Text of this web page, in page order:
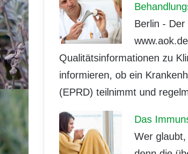
Berlin -
Qualitätsinformationen zu
informieren, ob ein
(EPRD) teilnimmt und
Das
Wer